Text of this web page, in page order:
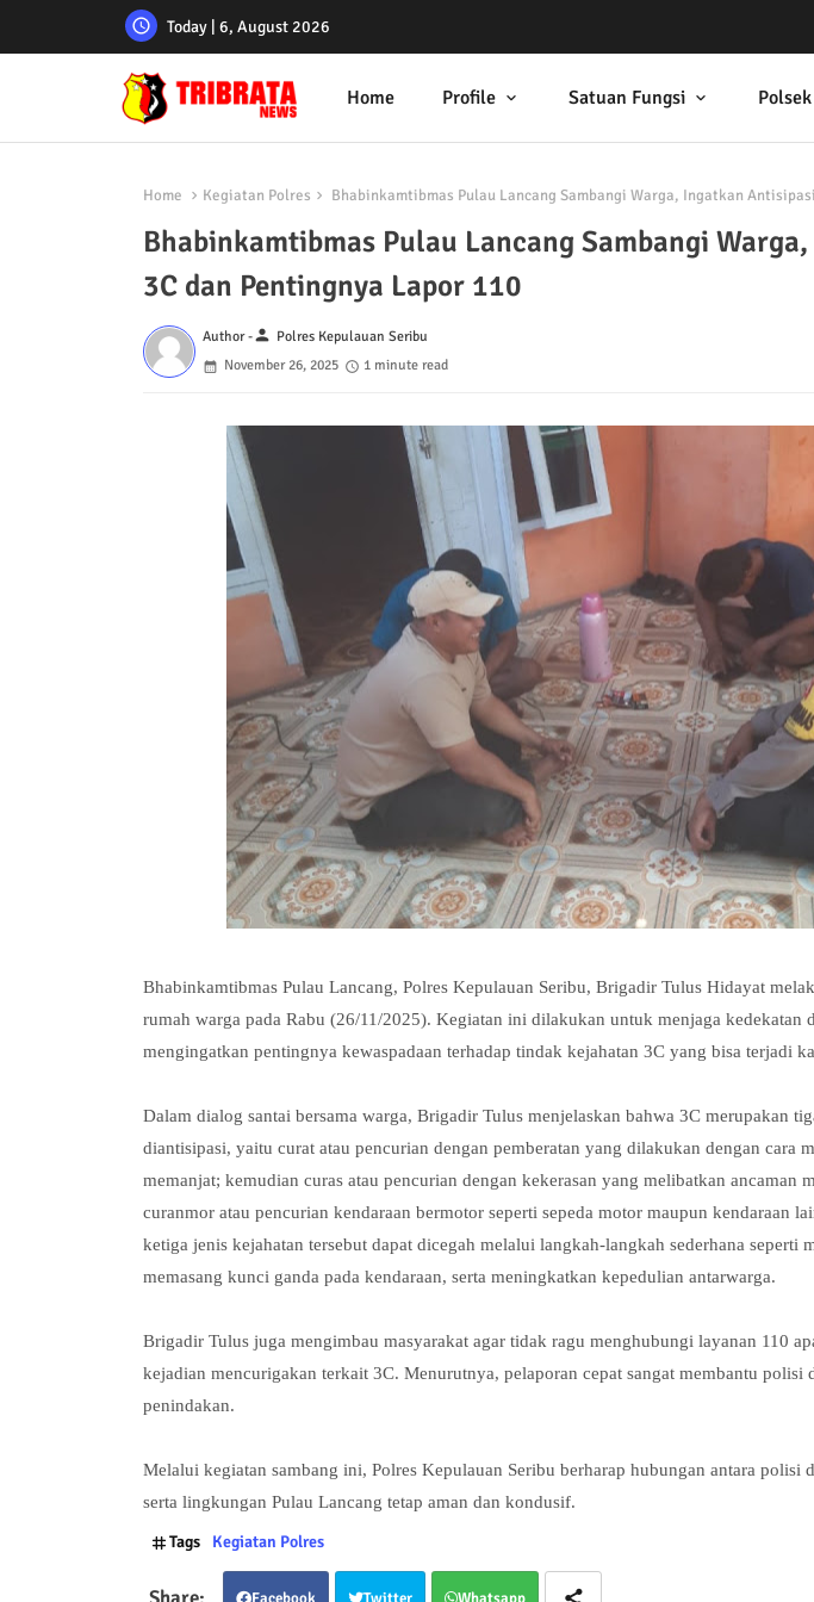
Today | 6, August 2026
Home Profile Satuan Fungsi
Home Kegiatan Polres Bhabinkamtibmas Pulau Lancang Sambangi Warga, Ingatkan
Bhabinkamtibmas Pulau Lancang Sambangi
3C dan Pentingnya Lapor 110
Author -person Polres Kepulauan Seribu
November 26, 2025
1 minute read
Bhabinkamtibmas Pulau Lancang, Polres Kepulauan Seribu, Brigadir Tulus Hidayat
rumah warga pada Rabu (26/11/2025). Kegiatan ini dilakukan untuk menjaga kedekatan
mengingatkan pentingnya kewaspadaan terhadap tindak kejahatan 3C yang bisa terjadi
Dalam dialog santai bersama warga, Brigadir Tulus menjelaskan bahwa 3C merupakan
diantisipasi, yaitu curat atau pencurian dengan pemberatan yang dilakukan dengan cara
memanjat; kemudian curas atau pencurian dengan kekerasan yang melibatkan ancaman
curanmor atau pencurian kendaraan bermotor seperti sepeda motor maupun kendaraan
ketiga jenis kejahatan tersebut dapat dicegah melalui langkah-langkah sederhana seperti
memasang kunci ganda pada kendaraan, serta meningkatkan kepedulian antarwarga.
Brigadir Tulus juga mengimbau masyarakat agar tidak ragu menghubungi layanan 110
kejadian mencurigakan terkait 3C. Menurutnya, pelaporan cepat sangat membantu polisi
penindakan.
Melalui kegiatan sambang ini, Polres Kepulauan Seribu berharap hubungan antara polisi
serta lingkungan Pulau Lancang tetap aman dan kondusif.
Tags Kegiatan Polres